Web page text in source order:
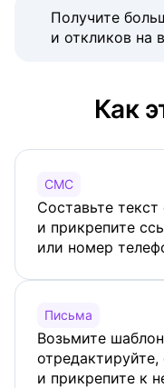
Получите
и откликов на
Как
СМС
Составьте
и прикрепите
или номер
Письма
Возьмите
и прикрепите к